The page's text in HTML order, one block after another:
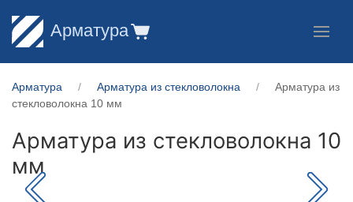
Арматура
Арматура Арматура из стекловолокна
Арматура из
стекловолокна 10 мм
Арматура из стекловолокна 10
мм